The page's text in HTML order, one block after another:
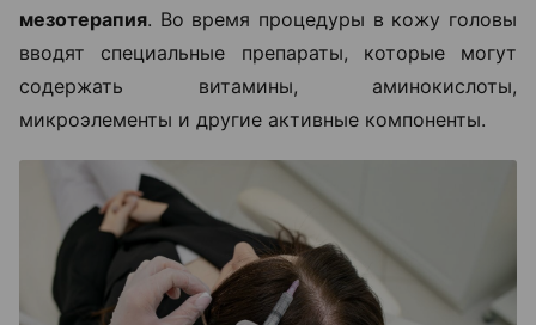
мезотерапия. Во время процедуры в кожу головы
вводят специальные препараты, которые могут
содержать витамины, аминокислоты,
микроэлементы и другие активные компоненты.